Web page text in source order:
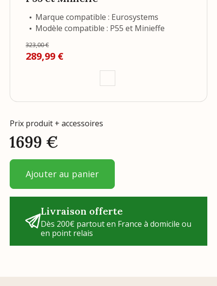
Marque compatible : Eurosystems
Modèle compatible : P55 et Minieffe
Prix de base
323,00 €
Prix
289,99 €
Livraison offerte
Dès 200€ partout en France à domicile ou
en point relais
Prix produit + accessoires
1699 €
Ajouter au panier